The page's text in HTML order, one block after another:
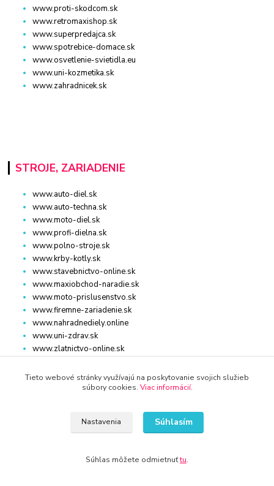
www.proti-skodcom.sk
www.retromaxishop.sk
www.superpredajca.sk
www.spotrebice-domace.sk
www.osvetlenie-svietidla.eu
www.uni-kozmetika.sk
www.zahradnicek.sk
STROJE, ZARIADENIE
www.auto-diel.sk
www.auto-techna.sk
www.moto-diel.sk
www.profi-dielna.sk
www.polno-stroje.sk
www.krby-kotly.sk
www.stavebnictvo-online.sk
www.maxiobchod-naradie.sk
www.moto-prislusenstvo.sk
www.firemne-zariadenie.sk
www.nahradnediely.online
www.uni-zdrav.sk
www.zlatnictvo-online.sk
Tieto webové stránky využívajú na poskytovanie svojich služieb
súbory cookies. Viac informácií.
Nastavenia Súhlasím
Súhlas môžete odmietnuťtu.